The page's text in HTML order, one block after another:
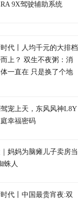
9X驾驶辅助系统
代丨人均千元的大排档
上？ 双生不夜粥：消
一直在 只是换了个地
宠上天，东风风神L8Y
幸福密码
妈妈为脑瘫儿子卖房当
蛛人
代丨中国最贵宵夜:双